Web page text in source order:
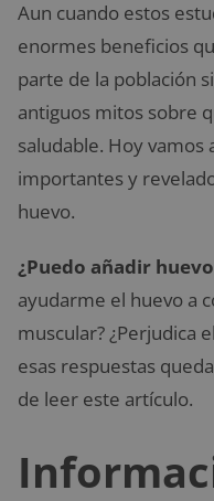
Aun cuando estos
enormes beneficios
parte de la población
antiguos mitos sobre
saludable. Hoy vamos
importantes y
huevo.
¿Puedo añadir
ayudarme el huevo a
muscular? ¿Perjudica
esas respuestas
de leer este artículo.